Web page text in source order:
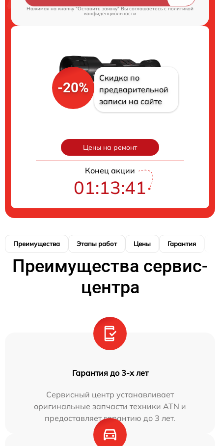
Нажимая на кнопку "Оставить заявку" Вы соглашаетесь cполитикой
конфиденциальности
-20%
Скидка по
предварительной
записи на сайте
Цены на ремонт
Конец акции
01:13:40
Преимущества Этапы работ Цены Гарантия
Преимущества сервис-
центра
Гарантия до 3-х лет
Сервисный центр устанавливает
оригинальные запчасти техники ATN и
предоставляет гарантию до 3 лет.